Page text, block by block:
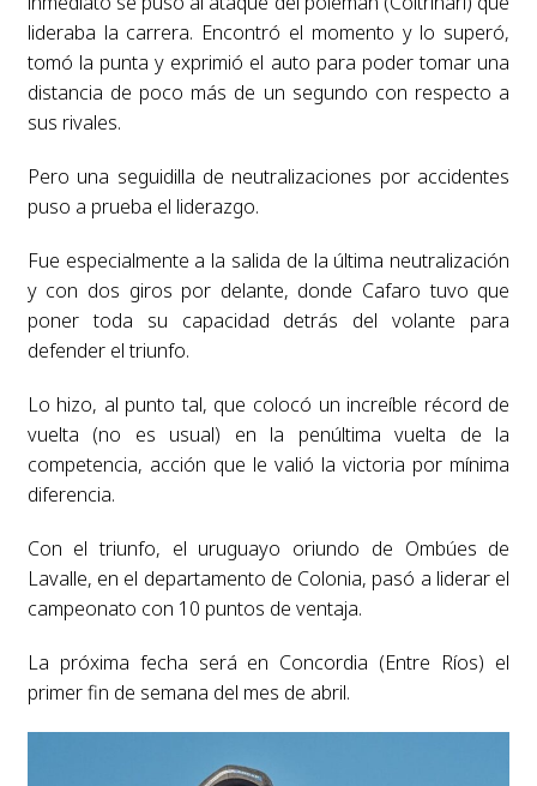
lideraba la carrera. Encontró el momento y lo superó,
tomó la punta y exprimió el auto para poder tomar una
distancia de poco más de un segundo con respecto a
sus rivales.
Pero una seguidilla de neutralizaciones por accidentes
puso a prueba el liderazgo.
Fue especialmente a la salida de la última neutralización
y con dos giros por delante, donde Cafaro tuvo que
poner toda su capacidad detrás del volante para
defender el triunfo.
Lo hizo, al punto tal, que colocó un increíble récord de
vuelta (no es usual) en la penúltima vuelta de la
competencia, acción que le valió la victoria por mínima
diferencia.
Con el triunfo, el uruguayo oriundo de Ombúes de
Lavalle, en el departamento de Colonia, pasó a liderar el
campeonato con 10 puntos de ventaja.
La próxima fecha será en Concordia (Entre Ríos) el
primer fin de semana del mes de abril.